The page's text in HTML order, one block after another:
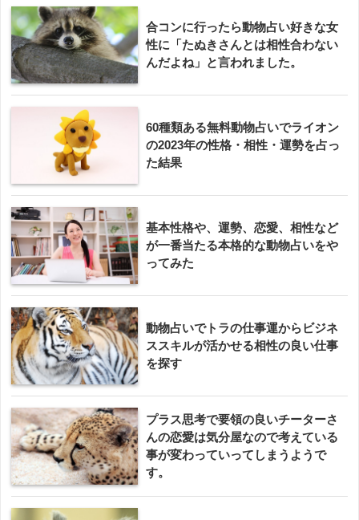
合コンに行ったら動物占い好きな女
性に「たぬきさんとは相性合わない
んだよね」と言われました。
60種類ある無料動物占いでライオン
の2023年の性格・相性・運勢を占っ
た結果
基本性格や、運勢、恋愛、相性など
が一番当たる本格的な動物占いをや
ってみた
動物占いでトラの仕事運からビジネ
ススキルが活かせる相性の良い仕事
を探す
プラス思考で要領の良いチーターさ
んの恋愛は気分屋なので考えている
事が変わっていってしまうようで
す。